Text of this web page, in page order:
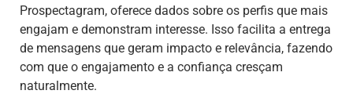
Prospectagram, oferece dados sobre os perfis que mais
engajam e demonstram interesse. Isso facilita a entrega
de mensagens que geram impacto e relevância, fazendo
com que o engajamento e a confiança cresçam
naturalmente.